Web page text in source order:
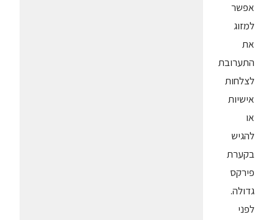
אפשר
למזוג
את
התערובת
לצלחות
אישיות
או
להגיש
בקערת
פירקס
גדולה.
לפני